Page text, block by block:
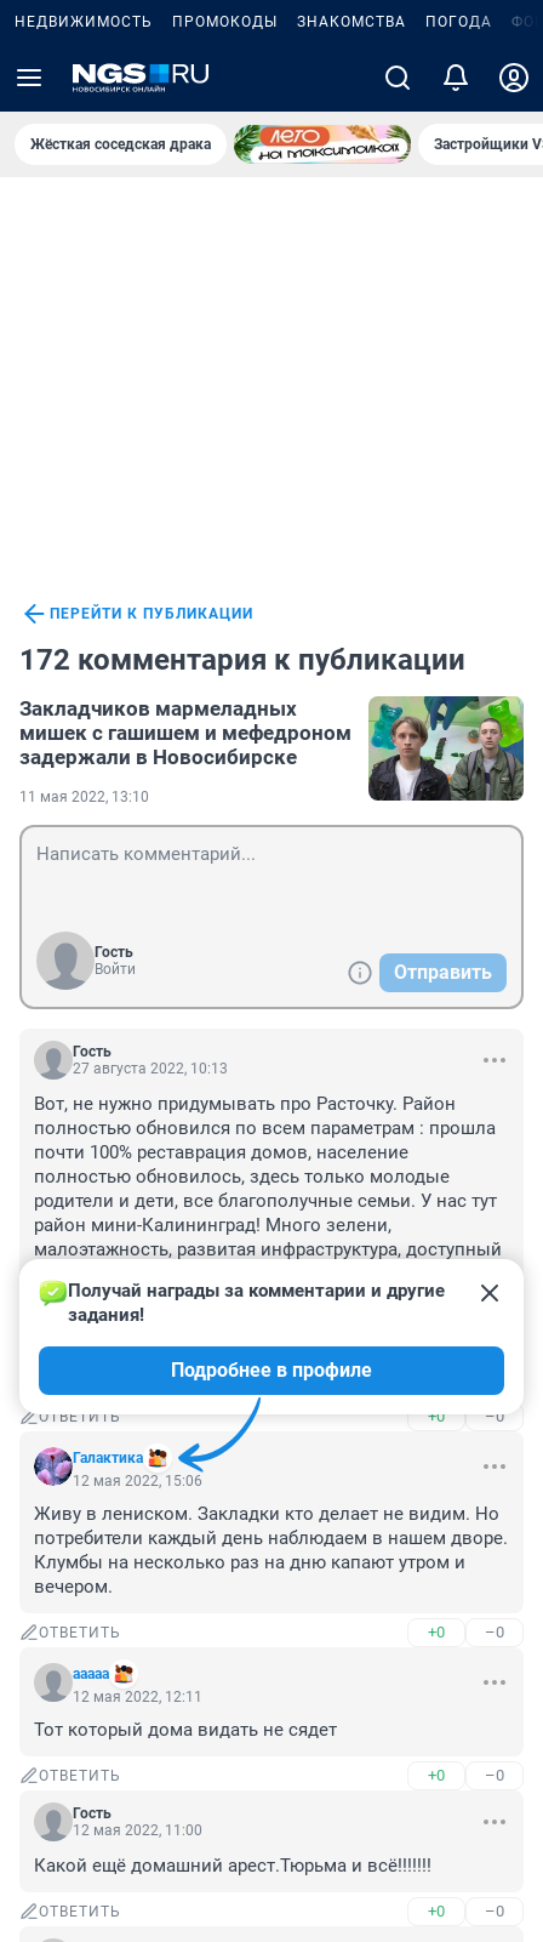
НЕДВИЖИМОСТЬ ПРОМОКОДЫ ЗНАКОМСТВА ПОГОДА
Жёсткая соседская драка Застройщики
ПЕРЕЙТИ К ПУБЛИКАЦИИ
172 комментария к публикации
Закладчиков мармеладных
мишек с гашишем и мефедроном
задержали в Новосибирске
11 мая 2022, 13:10
Гость
Войти
Отправить
Гость
27 августа 2022, 10:13
Вот, не нужно придумывать про Расточку. Район
полностью обновился по всем параметрам : прошла
почти 100% реставрация домов, население
полностью обновилось, здесь только молодые
родители и дети, все благополучные семьи. У нас тут
район мини-Калининград! Много зелени,
малоэтажность, развитая инфраструктура, доступный
без пробок до маркса метро 5 минут на трамвайчике
комфортном!!!). Ни разу не видела ни я ни мои
знакомые никаких "привидений-закладчиков", тем
более, чтобы все было так, как вы врёте.
ОТВЕТИТЬ +0 –0
Галактика
Получай награды за комментарии и другие
задания!
Подробнее в профиле
12 мая 2022, 15:06
Живу в лениском. Закладки кто делает не видим. Но
потребители каждый день наблюдаем в нашем дворе.
Клумбы на несколько раз на дню капают утром и
вечером.
ОТВЕТИТЬ +0 –0
aaaaa
12 мая 2022, 12:11
Тот который дома видать не сядет
ОТВЕТИТЬ +0 –0
Гость
12 мая 2022, 11:00
Какой ещё домашний арест.Тюрьма и всё!!!!!!!
ОТВЕТИТЬ +0 –0